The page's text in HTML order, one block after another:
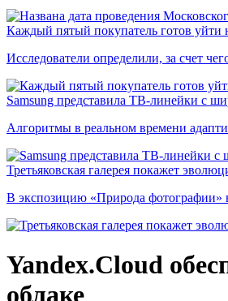
Каждый пятый покупатель готов уйти
Исследователи определили, за счет
Samsung представила ТВ-линейки с
Алгоритмы в реальном времени
Третьяковская галерея покажет
В экспозицию «Природа фотографии»
Yandex.Cloud
облаке